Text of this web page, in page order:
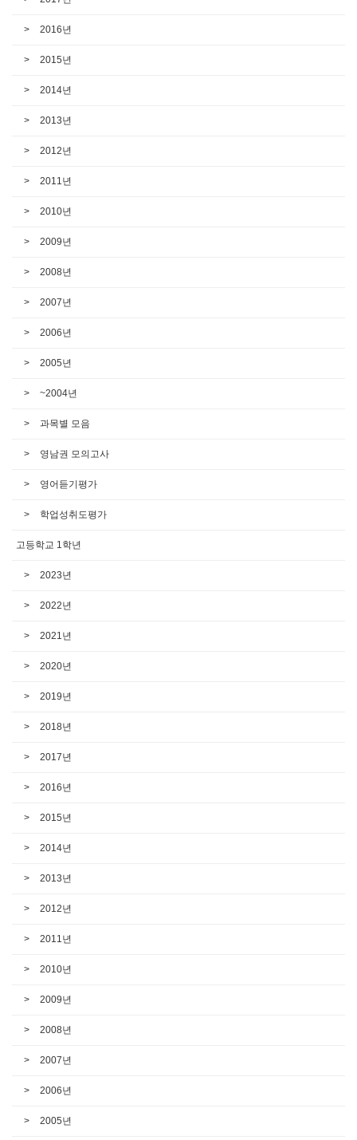
2016년
2015년
2014년
2013년
2012년
2011년
2010년
2009년
2008년
2007년
2006년
2005년
~2004년
과목별 모음
영남권 모의고사
영어듣기평가
학업성취도평가
고등학교 1학년
2023년
2022년
2021년
2020년
2019년
2018년
2017년
2016년
2015년
2014년
2013년
2012년
2011년
2010년
2009년
2008년
2007년
2006년
2005년